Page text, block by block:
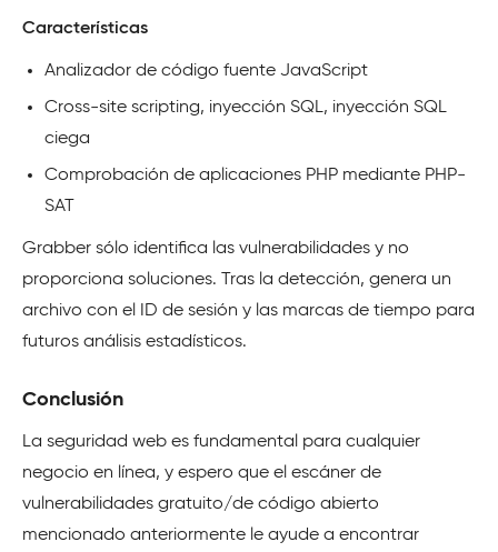
Características
Analizador de código fuente JavaScript
Cross-site scripting, inyección SQL, inyección SQL
ciega
Comprobación de aplicaciones PHP mediante PHP-
SAT
Grabber sólo identifica las vulnerabilidades y no
proporciona soluciones. Tras la detección, genera un
archivo con el ID de sesión y las marcas de tiempo para
futuros análisis estadísticos.
Conclusión
La seguridad web es fundamental para cualquier
negocio en línea, y espero que el escáner de
vulnerabilidades gratuito/de código abierto
mencionado anteriormente le ayude a encontrar